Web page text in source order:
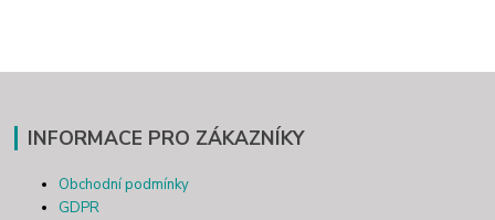
INFORMACE PRO ZÁKAZNÍKY
Obchodní podmínky
GDPR